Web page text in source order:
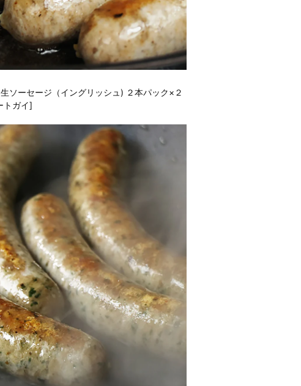
ソーセージ（イングリッシュ) ２本パック×２
トガイ]